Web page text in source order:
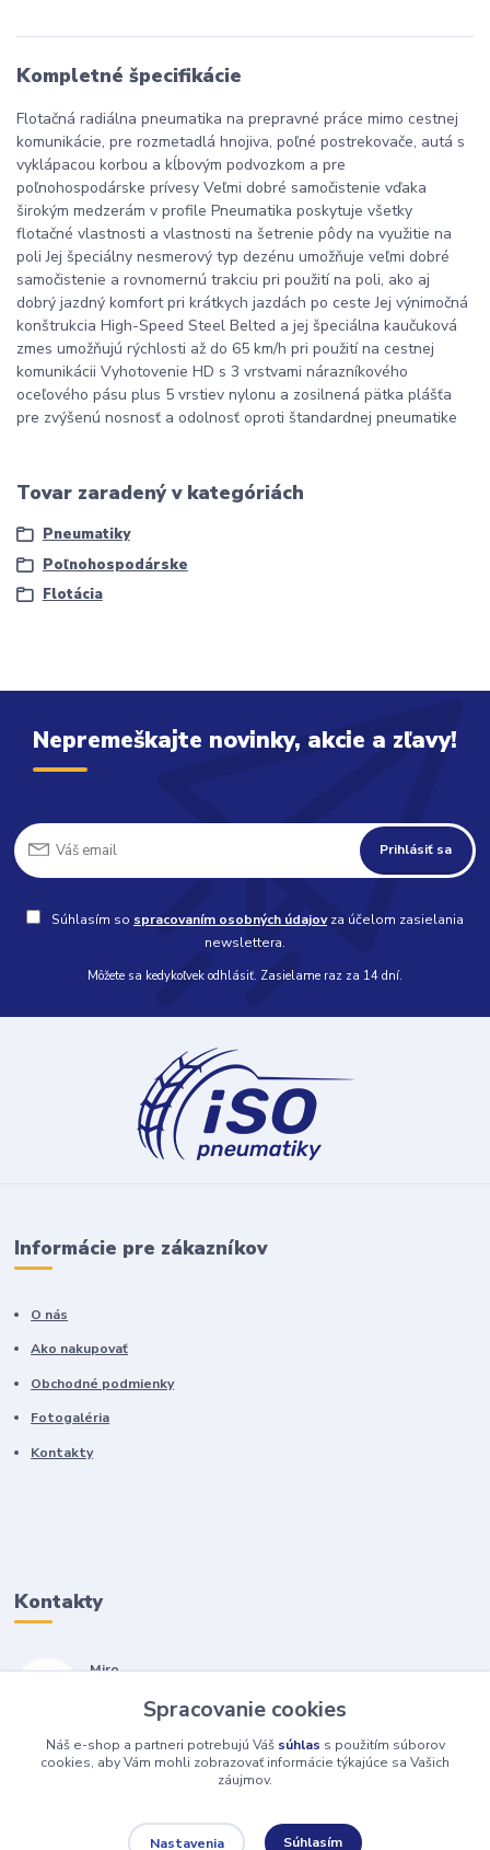
Kompletné špecifikácie
Flotačná radiálna pneumatika na prepravné práce mimo cestnej
komunikácie, pre rozmetadlá hnojiva, poľné postrekovače, autá s
vyklápacou korbou a kĺbovým podvozkom a pre
poľnohospodárske prívesy Veľmi dobré samočistenie vďaka
širokým medzerám v profile Pneumatika poskytuje všetky
flotačné vlastnosti a vlastnosti na šetrenie pôdy na využitie na
poli Jej špeciálny nesmerový typ dezénu umožňuje veľmi dobré
samočistenie a rovnomernú trakciu pri použití na poli, ako aj
dobrý jazdný komfort pri krátkych jazdách po ceste Jej výnimočná
konštrukcia High-Speed Steel Belted a jej špeciálna kaučuková
zmes umožňujú rýchlosti až do 65 km/h pri použití na cestnej
komunikácii Vyhotovenie HD s 3 vrstvami nárazníkového
oceľového pásu plus 5 vrstiev nylonu a zosilnená pätka plášťa
pre zvýšenú nosnosť a odolnosť oproti štandardnej pneumatike
Tovar zaradený v kategóriách
Pneumatiky
Poľnohospodárske
Flotácia
Nepremeškajte novinky, akcie a zľavy!
Prihlásiť sa
Súhlasím so spracovaním osobných údajovza účelom zasielania
newslettera.
Môžete sa kedykoľvek odhlásiť. Zasielame raz za 14 dní.
Informácie pre zákazníkov
O nás
Ako nakupovať
Obchodné podmienky
Fotogaléria
Kontakty
Kontakty
Miro
(Po-Pia, 7-17 hod.)
isopneumatiky@isopneumatiky.sk
Spracovanie cookies
Náš e-shop a partneri potrebujú Váš súhlas s použitím súborov
cookies, aby Vám mohli zobrazovať informácie týkajúce sa Vašich
záujmov.
Nastavenia Súhlasím